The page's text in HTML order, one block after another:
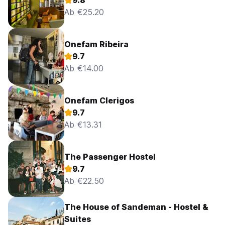
language)
Ab €25.20
Onefam Ribeira
9.7
Ab €14.00
Onefam Clerigos
9.7
Ab €13.31
The Passenger Hostel
9.7
Ab €22.50
The House of Sandeman - Hostel &
Suites